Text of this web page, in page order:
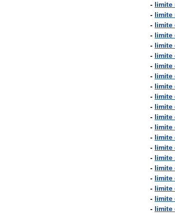
- limite
- limite
- limite
- limite
- limite
- limite
- limite
- limite
- limite
- limite
- limite
- limite
- limite
- limite
- limite
- limite
- limite
- limite
- limite
- limite
- limite